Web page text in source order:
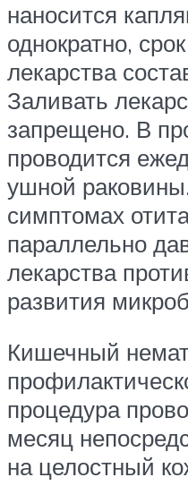
наносится
однократно,
лекарства
Заливать
запрещено. В
проводится
ушной
симптомах
параллельно
лекарства
развития
Кишечный
процедура
месяц
на целостный